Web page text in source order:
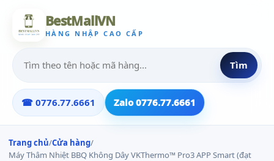
BestMallVN
HÀNG NHẬP CAO CẤP
Tìm
☎ 0776.77.6661 Zalo 0776.77.6661
Trang chủ/Cửa hàng/
Máy Thâm Nhiệt BBQ Không Dây VKThermo™ Pro3 APP Smart (đạt